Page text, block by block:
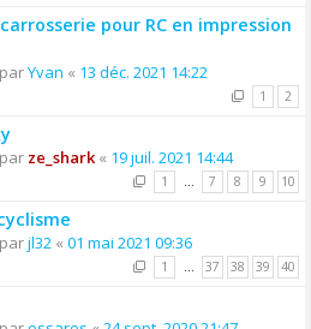
pour RC en impression
Yvan « 13 déc. 2021 14:22
1 2
ze_shark« 19 juil. 2021 14:44
1 … 7 8 9 10
jl32 « 01 mai 2021 09:36
1 … 37 38 39 40